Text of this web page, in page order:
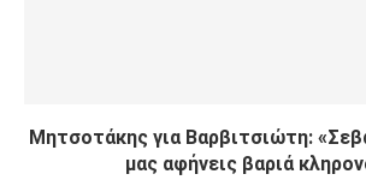
Μητσοτάκης για Βαρβιτσιώτη:
μας αφήνεις βαριά